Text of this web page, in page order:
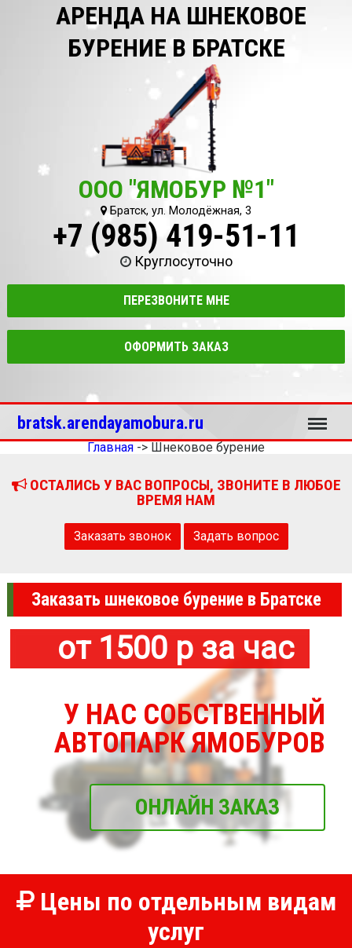
АРЕНДА НА ШНЕКОВОЕ
БУРЕНИЕ В БРАТСКЕ
ООО "ЯМОБУР №1"
Братск, ул. Молодёжная, 3
+7 (985) 419-51-11
Круглосуточно
ПЕРЕЗВОНИТЕ МНЕ
ОФОРМИТЬ ЗАКАЗ
bratsk.arendayamobura.ru Меню
Главная -> Шнековое бурение
ОСТАЛИСЬ У ВАС ВОПРОСЫ, ЗВОНИТЕ В ЛЮБОЕ
ВРЕМЯ НАМ
Заказать звонок Задать вопрос
Заказать шнековое бурение в Братске
от 1500 р за час
У НАС СОБСТВЕННЫЙ
АВТОПАРК ЯМОБУРОВ
ОНЛАЙН ЗАКАЗ
Цены по отдельным видам
услуг